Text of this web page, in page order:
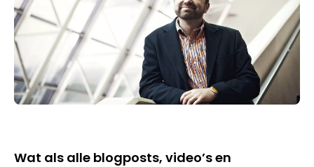
Wat als alle blogposts, video’s en